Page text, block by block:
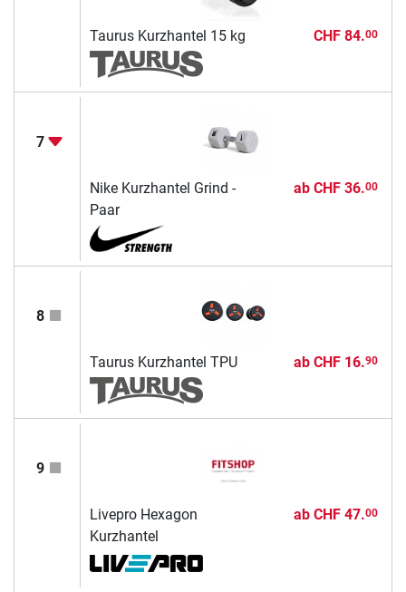
Taurus Kurzhantel 15 kg CHF 84.00
7
Nike Kurzhantel Grind -
Paar
ab CHF 36.00
8
Taurus Kurzhantel TPU ab CHF 16.90
9
Livepro Hexagon
Kurzhantel
ab CHF 47.00